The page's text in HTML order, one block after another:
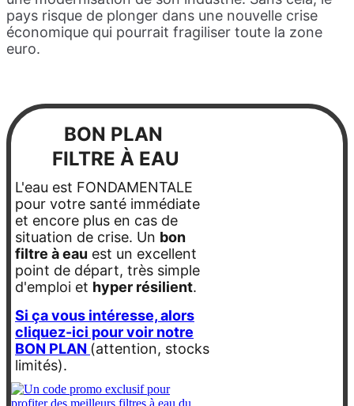
pays risque de plonger dans une nouvelle crise
économique qui pourrait fragiliser toute la zone
euro.
BON PLAN
FILTRE À EAU
L'eau est FONDAMENTALE
pour votre santé immédiate
et encore plus en cas de
situation de crise. Un bon
filtre à eau est un excellent
point de départ, très simple
d'emploi et hyper résilient.
Si ça vous intéresse, alors
cliquez-ici pour voir notre
BON PLAN (attention, stocks
limités).